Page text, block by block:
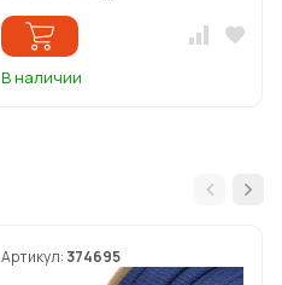
В наличии
Артикул: 374695